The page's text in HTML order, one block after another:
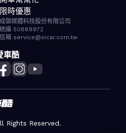
限時優惠
成御媒體科技股份有限公司
統編 50889972
信箱 service@sicar.com.tw
車酷
Rights Reserved.